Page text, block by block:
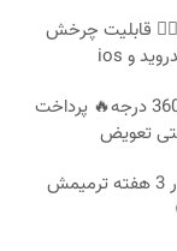
قابلیت چرخش
🔥دوربین لامپی چرخشی 360 درجه🔥 پرداخت
تعویض
جای بخیه داری؟؟ فقط در 3 هفته ترمیمش